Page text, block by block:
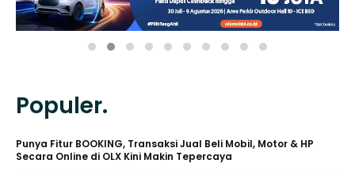
Populer.
Punya Fitur BOOKING, Transaksi Jual Beli Mobil, Motor & HP
Secara Online di OLX Kini Makin Tepercaya